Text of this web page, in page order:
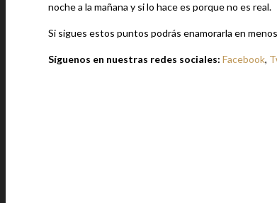
noche a la mañana y si lo hace es porque no es real.
Si sigues estos puntos podrás enamorarla en
Síguenos en nuestras redes sociales: Facebook,